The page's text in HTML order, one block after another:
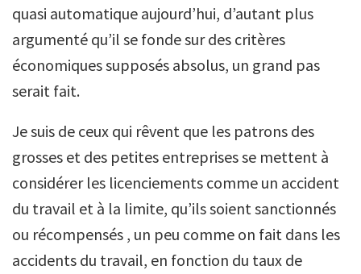
quasi automatique aujourd’hui, d’autant plus
argumenté qu’il se fonde sur des critères
économiques supposés absolus, un grand pas
serait fait.
Je suis de ceux qui rêvent que les patrons des
grosses et des petites entreprises se mettent à
considérer les licenciements comme un accident
du travail et à la limite, qu’ils soient sanctionnés
ou récompensés , un peu comme on fait dans les
accidents du travail, en fonction du taux de